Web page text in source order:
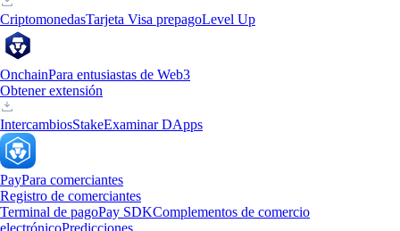
CriptomonedasTarjeta Visa prepagoLevel Up
OnchainPara entusiastas de Web3
Obtener extensión
IntercambiosStakeExaminar DApps
PayPara comerciantes
Registro de comerciantes
Terminal de pagoPay SDKComplementos de comercio
electrónicoPredicciones